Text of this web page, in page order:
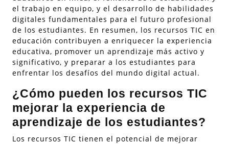
el trabajo en equipo, y el desarrollo de habilidades
digitales fundamentales para el futuro profesional
de los estudiantes. En resumen, los recursos TIC en
educación contribuyen a enriquecer la experiencia
educativa, promover un aprendizaje más activo y
significativo, y preparar a los estudiantes para
enfrentar los desafíos del mundo digital actual.
¿Cómo pueden los recursos TIC
mejorar la experiencia de
aprendizaje de los estudiantes?
Los recursos TIC tienen el potencial de mejorar